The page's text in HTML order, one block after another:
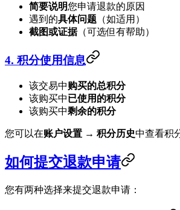
简要说明您申请退款的原因
遇到的具体问题 （如适用）
截图或证据（可选但有帮助）
4. 积分使用信息
该交易中购买的总积分
该购买中已使用的积分
该购买中剩余的积分
您可以在账户设置 → 积分历史中查看积
如何提交退款申请
您有两种选择来提交退款申请：